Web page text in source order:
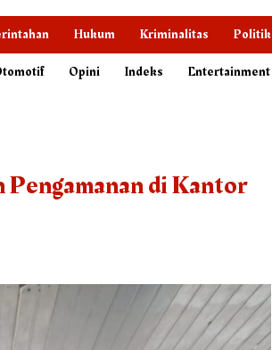
Hukum Kriminalitas Politik
Opini Indeks Entertainment
di Kantor